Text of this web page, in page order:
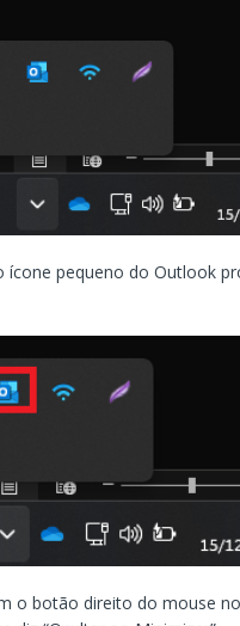
ícone pequeno do Outlook
o botão direito do mouse